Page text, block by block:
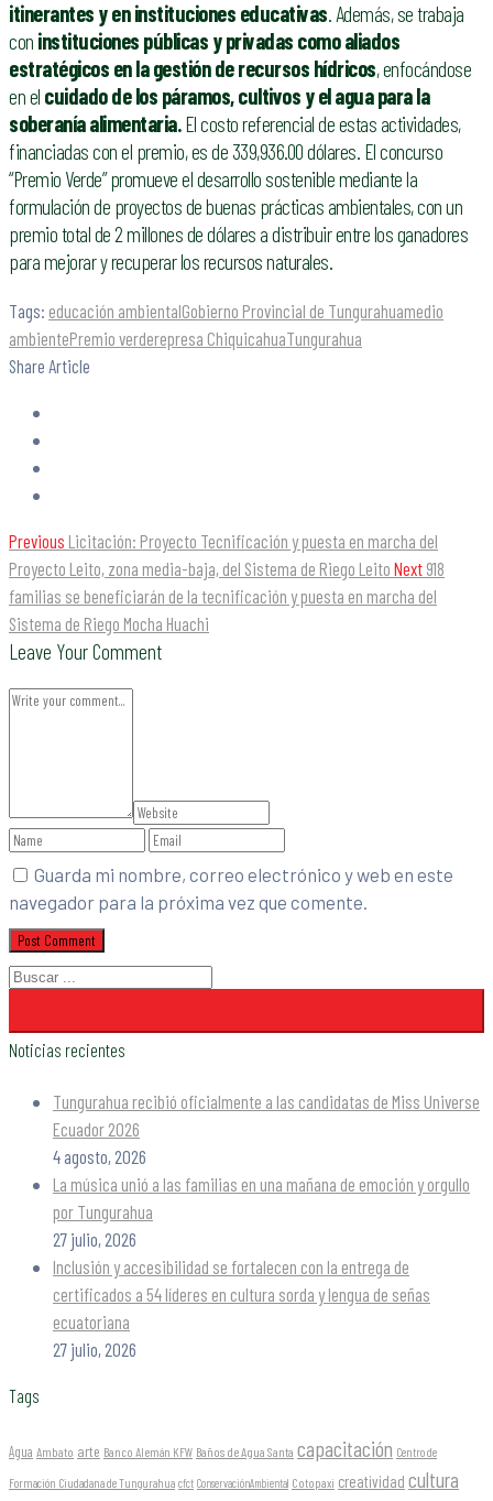
itinerantes y en instituciones educativas . Además, se trabaja
con instituciones públicas y privadas como aliados
estratégicos en la gestión de recursos hídricos, enfocándose
en el cuidado de los páramos, cultivos y el agua para la
soberanía alimentaria.El costo referencial de estas actividades,
financiadas con el premio, es de 339,936.00 dólares. El concurso
“Premio Verde” promueve el desarrollo sostenible mediante la
formulación de proyectos de buenas prácticas ambientales, con un
premio total de 2 millones de dólares a distribuir entre los ganadores
para mejorar y recuperar los recursos naturales.
Tags: educación ambientalGobierno Provincial de Tungurahuamedio
ambientePremio verderepresa ChiquicahuaTungurahua
Share Article
Previous Licitación: Proyecto Tecnificación y puesta en marcha del
Proyecto Leito, zona media-baja, del Sistema de Riego Leito Next 918
familias se beneficiarán de la tecnificación y puesta en marcha del
Sistema de Riego Mocha Huachi
Leave Your Comment
Guarda mi nombre, correo electrónico y web en este
navegador para la próxima vez que comente.
Noticias recientes
Tungurahua recibió oficialmente a las candidatas de Miss Universe
Ecuador 2026
4 agosto, 2026
La música unió a las familias en una mañana de emoción y orgullo
por Tungurahua
27 julio, 2026
Inclusión y accesibilidad se fortalecen con la entrega de
certificados a 54 líderes en cultura sorda y lengua de señas
ecuatoriana
27 julio, 2026
Tags
Agua Ambato arte Banco Alemán KFW Baños de Agua Santa capacitación Centro de
Formación Ciudadana de Tungurahua cfct ConservaciónAmbiental Cotopaxi creatividad cultura